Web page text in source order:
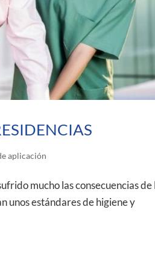
aplicación
mucho las consecuencias de
unos estándares de higiene y